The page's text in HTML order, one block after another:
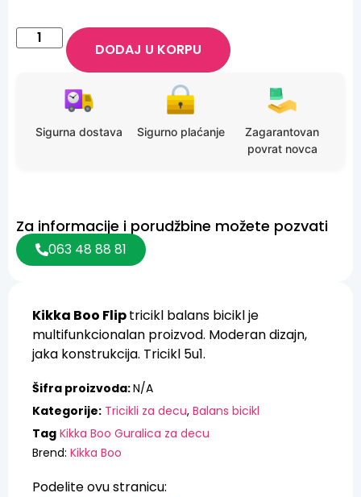
Kikka Boo Fliptricikl balans bicikl je
multifunkcionalan proizvod. Moderan dizajn,
jaka konstrukcija. Tricikl 5u1.
Šifra proizvoda:N/A
Kategorije: Tricikli za decu, Balans bicikl
Tag Kikka Boo Guralica za decu
Brend: Kikka Boo
Podelite ovu stranicu:
DODAJ U KORPU
Sigurna dostava Sigurno plaćanje
Zagarantovan
povrat novca
Za informacije i porudžbine možete pozvati
063 48 88 81